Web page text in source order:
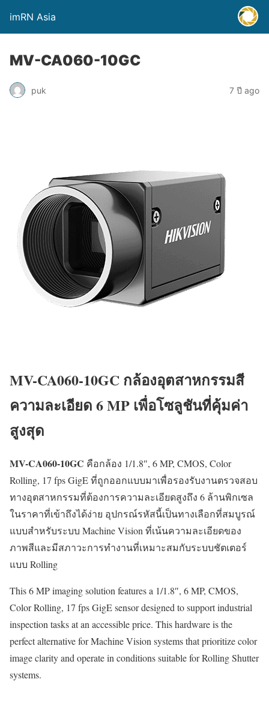
imRN Asia
MV-CA060-10GC
puk 7 ปี ago
MV-CA060-10GC กล้องอุตสาหกรรมสี
ความละเอียด 6 MP เพื่อโซลูชันที่คุ้มค่า
สูงสุด
MV-CA060-10GC คือกล้อง 1/1.8″, 6 MP, CMOS, Color
Rolling, 17 fps GigE ที่ถูกออกแบบมาเพื่อรองรับงานตรวจสอบ
ทางอุตสาหกรรมที่ต้องการความละเอียดสูงถึง 6 ล้านพิกเซล
ในราคาที่เข้าถึงได้ง่าย อุปกรณ์รหัสนี้เป็นทางเลือกที่สมบูรณ์
แบบสำหรับระบบ Machine Vision ที่เน้นความละเอียดของ
ภาพสีและมีสภาวะการทำงานที่เหมาะสมกับระบบชัตเตอร์
แบบ Rolling
This 6 MP imaging solution features a 1/1.8″, 6 MP, CMOS,
Color Rolling, 17 fps GigE sensor designed to support industrial
inspection tasks at an accessible price. This hardware is the
perfect alternative for Machine Vision systems that prioritize color
image clarity and operate in conditions suitable for Rolling Shutter
systems.